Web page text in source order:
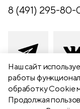
Наш сайт
работы
обработку Cookie
Продолжая
Обратная связь
Канцелярские
Чертежные
Хобби и
Школьный
8 (491) 295-80-
391111